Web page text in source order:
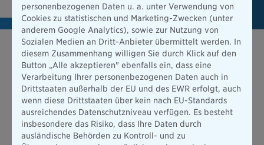
personenbezogenen Daten u. a. unter Verwendung von
Cookies zu statistischen und Marketing-Zwecken (unter
anderem Google Analytics), sowie zur Nutzung von
Sozialen Medien an Dritt-Anbieter übermittelt werden. In
diesem Zusammenhang willigen Sie durch Klick auf den
Button „Alle akzeptieren" ebenfalls ein, dass eine
Verarbeitung Ihrer personenbezogenen Daten auch in
Drittstaaten außerhalb der EU und des EWR erfolgt, auch
wenn diese Drittstaaten über kein nach EU-Standards
ausreichendes Datenschutzniveau verfügen. Es besteht
insbesondere das Risiko, dass Ihre Daten durch
ausländische Behörden zu Kontroll- und zu